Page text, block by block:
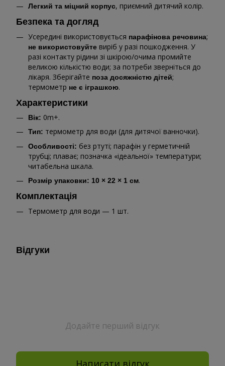
Легкий та міцний корпус, приємний дитячий колір.
Безпека та догляд
Усередині використовується парафінова речовина;
не використовуйте виріб у разі пошкодження. У
разі контакту рідини зі шкірою/очима промийте
великою кількістю води; за потреби зверніться до
лікаря. Зберігайте поза досяжністю дітей;
термометр не є іграшкою.
Характеристики
Вік: 0m+.
Тип: термометр для води (для дитячої ванночки).
Особливості: без ртуті; парафін у герметичній
трубці; плаває; позначка «ідеальної» температури;
читабельна шкала.
Розмір упаковки: 10 × 22 × 1 см.
Комплектація
Термометр для води — 1 шт.
Відгуки
Додайте перший відгук
Написати відгук